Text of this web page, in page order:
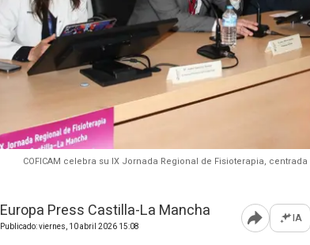
COFICAM celebra su IX Jornada Regional de Fisioterapia,
Europa Press Castilla-La Mancha
Publicado: viernes, 10 abril 2026 15:08 Abrir IA